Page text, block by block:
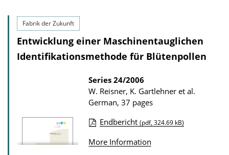
a
d
s
i
t
i
o
n
D
Fabrik der Zukunft
Entwicklung einer Maschinentauglichen
Identifikationsmethode für Blütenpollen
Series 24/2006
W. Reisner, K. Gartlehner et al.
German, 37 pages
u
Endbericht (pdf, 324.69 kB)
More Information